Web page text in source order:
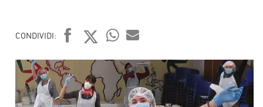
CONDIVIDI:
FACEBOOK
TWITTER
WHATSAPP
MAIL